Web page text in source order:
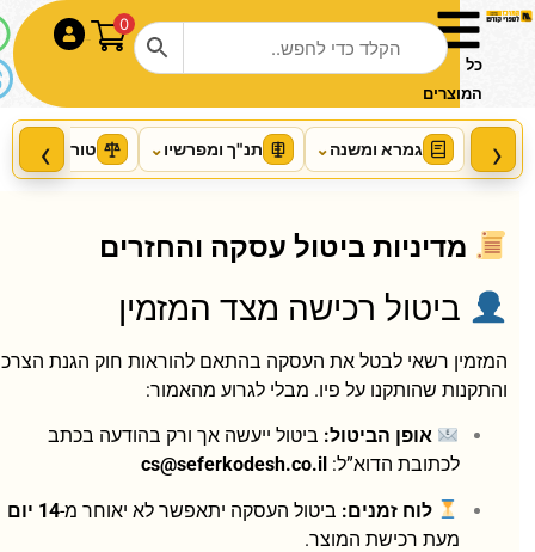
כרכים) / עוז והדר
₪ 68.00
₪ 64.00
+הוסף
0
כל
המוצרים
‹ גמרא ומשנה⌄ תנ"ך ומפרשיו⌄ טור ושו"ע ›
מדיניות ביטול עסקה והחזרים
ביטול רכישה מצד המזמין
המזמין רשאי לבטל את העסקה בהתאם להוראות חוק הגנת הצרכן
והתקנות שהותקנו על פיו. מבלי לגרוע מהאמור:
אופן הביטול:ביטול ייעשה אך ורק בהודעה בכתב
לכתובת הדוא”ל:cs@seferkodesh.co.il
לוח זמנים:ביטול העסקה יתאפשר לא יאוחר מ-14 יום
מעת רכישת המוצר.